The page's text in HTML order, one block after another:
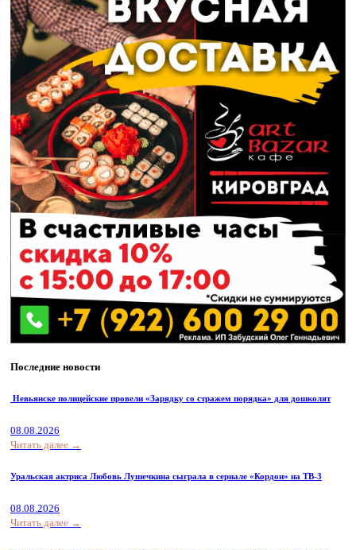
Последние новости
Невьянске полицейские провели «Зарядку со стражем порядка» для дошколят
08.08.2026
Читать далее →
Уральская актриса Любовь Лушечкина сыграла в сериале «Кордон» на ТВ-3
08.08.2026
Читать далее →